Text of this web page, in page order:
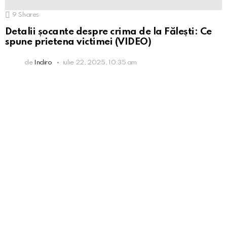
9 Shares
Detalii șocante despre crima de la Fălești: Ce
spune prietena victimei (VIDEO)
de Indiro iulie 22, 2025, 10:35 am